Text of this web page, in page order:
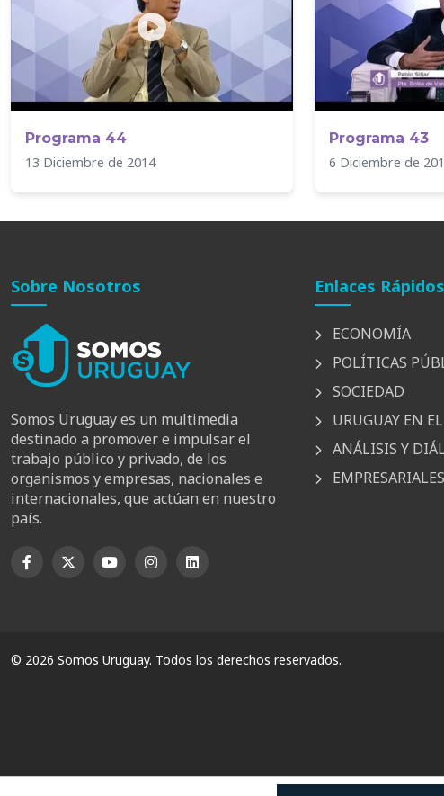
Programa 44
13 Diciembre de 2014
Programa 43
6 Diciembre de
Sobre Nosotros
Somos Uruguay es un multimedia
destinado a promover e impulsar el
trabajo público y privado, de los
organismos y empresas, nacionales e
internacionales, que actúan en nuestro
país.
Enlaces Rápidos
ECONOMÍA
POLÍTICAS
SOCIEDAD
URUGUAY EN
ANÁLISIS Y
EMPRESARIALES
© 2026 Somos Uruguay. Todos los derechos reservados.